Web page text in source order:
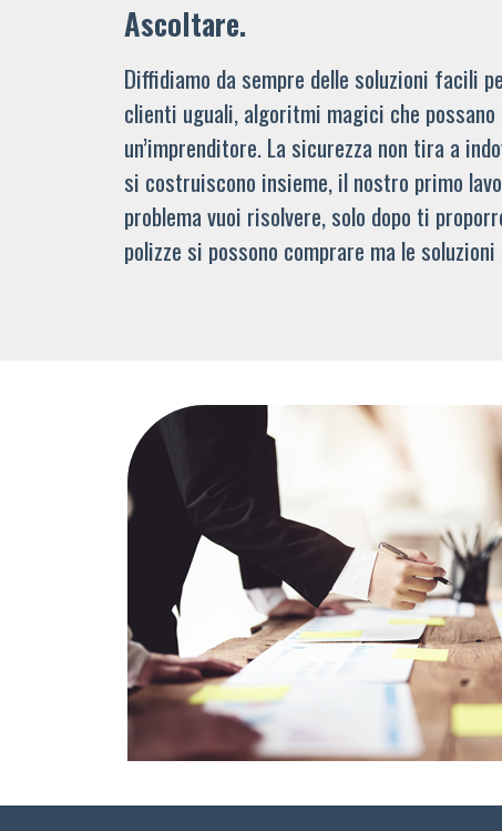
Ascoltare.
Diffidiamo da sempre delle soluzioni facili
clienti uguali, algoritmi magici che
un’imprenditore. La sicurezza non tira a
si costruiscono insieme, il nostro primo
problema vuoi risolvere, solo dopo ti
polizze si possono comprare ma le